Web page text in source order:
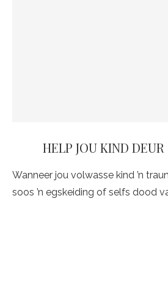
HELP JOU KIND DEUR
Wanneer jou volwasse kind ’n
soos ’n egskeiding of selfs dood